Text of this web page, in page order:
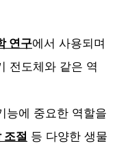
연구에서 사용되며
전도체와 같은 역
능에 중요한 역할을
조절 등 다양한 생물